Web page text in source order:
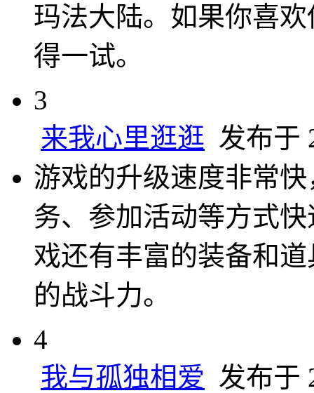
玛法大陆。如果你喜
得一试。
3
来我心里逛逛 发布于
游戏的升级速度非常
务、参加活动等方式
戏还有丰富的装备和
的战斗力。
4
我与孤独相爱 发布于